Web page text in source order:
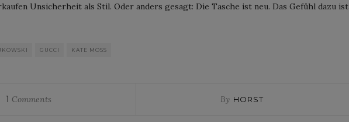
Unsicherheit als Stil. Oder anders gesagt: Die Tasche ist neu. Das Gefühl dazu ist
GUCCI KATE MOSS
1 Comments By HORST